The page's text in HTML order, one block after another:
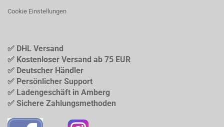
Cookie Einstellungen
✅ DHL Versand
✅ Kostenloser Versand ab 75 EUR
✅ Deutscher Händler
✅ Persönlicher Support
✅ Ladengeschäft in Amberg
✅ Sichere Zahlungsmethoden